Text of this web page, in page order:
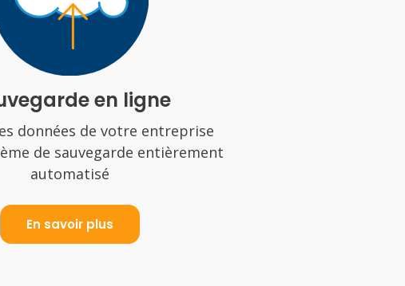
en ligne
données de votre entreprise
de sauvegarde entièrement
automatisé
En savoir plus